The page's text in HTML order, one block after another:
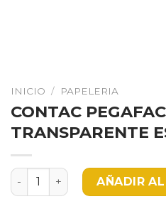
INICIO / PAPELERIA
CONTAC
TRANSPARENTE
CONTAC PEGAFACIL X 20
AÑADIR